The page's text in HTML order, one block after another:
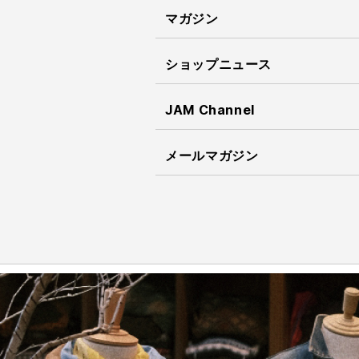
マガジン
ショップニュース
JAM Channel
メールマガジン